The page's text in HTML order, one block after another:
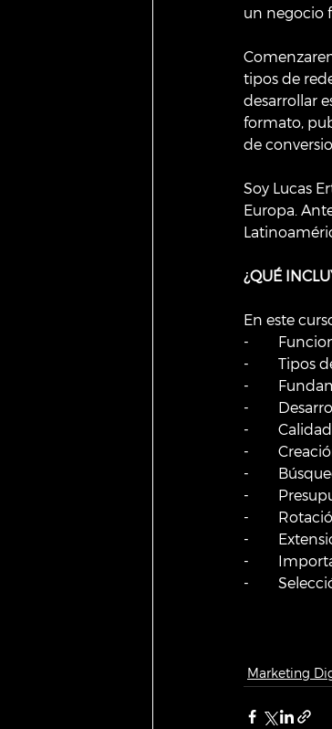
un negocio
tipos de
desarrollar
formato,
de
Soy Lucas
Europa.
¿QUÉ
En este
-
-        Tipos
-
-
-
-
-
-
-
-
-
-
Marketing